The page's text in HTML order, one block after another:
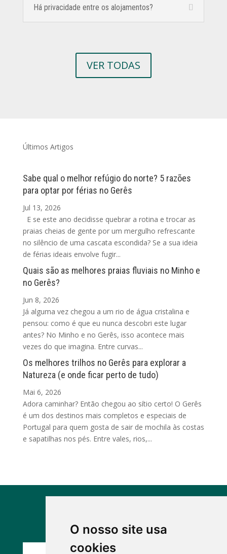
O nosso site usa
cookies
Há privacidade entre os alojamentos?
VER TODAS
Últimos Artigos
Sabe qual o melhor refúgio do norte? 5 razões
para optar por férias no Gerês
Jul 13, 2026
E se este ano decidisse quebrar a rotina e trocar as
praias cheias de gente por um mergulho refrescante
no silêncio de uma cascata escondida? Se a sua ideia
de férias ideais envolve fugir...
Quais são as melhores praias fluviais no Minho e
no Gerês?
Jun 8, 2026
Já alguma vez chegou a um rio de água cristalina e
pensou: como é que eu nunca descobri este lugar
antes? No Minho e no Gerês, isso acontece mais
vezes do que imagina. Entre curvas...
Os melhores trilhos no Gerês para explorar a
Natureza (e onde ficar perto de tudo)
Mai 6, 2026
Adora caminhar? Então chegou ao sítio certo! O Gerês
é um dos destinos mais completos e especiais de
Portugal para quem gosta de sair de mochila às costas
e sapatilhas nos pés. Entre vales, rios,...
Conheça as outras casas